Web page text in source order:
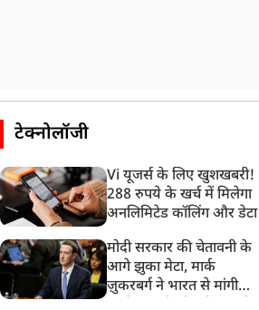
टेक्नोलॉजी
Vi यूजर्स के लिए खुशखबरी!
288 रुपये के खर्च में मिलेगा
अनलिमिटेड कॉलिंग और डेटा
मोदी सरकार की चेतावनी के
आगे झुका मेटा, मार्क
ज़ुकरबर्ग ने भारत से मांगी